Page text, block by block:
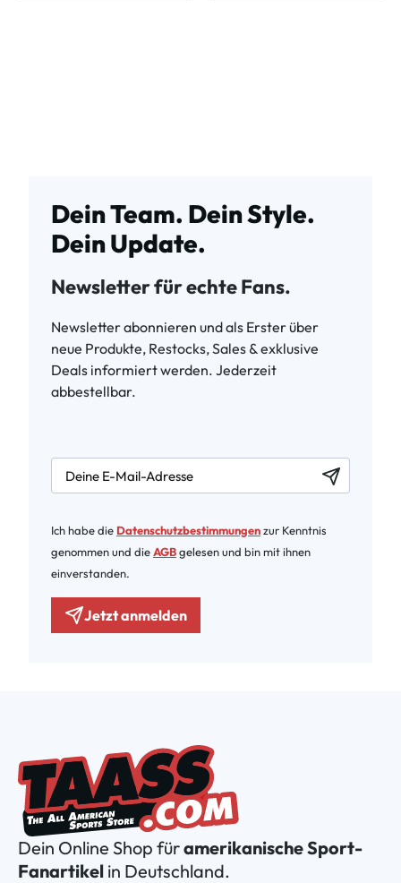
Dein Team. Dein Style.
Dein Update.
Newsletter für echte Fans.
Newsletter abonnieren und als Erster über
neue Produkte, Restocks, Sales & exklusive
Deals informiert werden. Jederzeit
abbestellbar.
newsletter.labelEmail
Ich habe die Datenschutzbestimmungenzur Kenntnis
genommen und dieAGBgelesen und bin mit ihnen
einverstanden.
Jetzt anmelden
Dein Online Shop füramerikanische Sport-
Fanartikel in Deutschland.